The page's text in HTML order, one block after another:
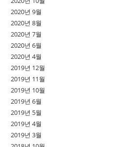
2020년 9월
2020년 8월
2020년 7월
2020년 6월
2020년 4월
2019년 12월
2019년 11월
2019년 10월
2019년 6월
2019년 5월
2019년 4월
2019년 3월